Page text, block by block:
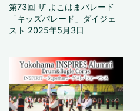
第73回 ザ よこはまパレード
「キッズパレード」ダイジェ
スト 2025年5月3日